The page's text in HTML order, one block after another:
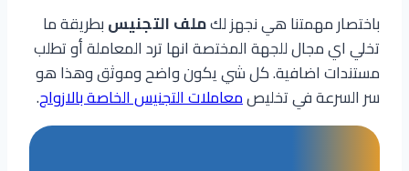
باختصار مهمتنا هي نجهز لكملف التجنيسبطريقة ما
تخلي اي مجال للجهة المختصة انها ترد المعاملة أو تطلب
مستندات اضافية. كل شي يكون واضح وموثق وهذا هو
سر السرعة في تخليصمعاملات التجنيس الخاصة بالازواج.